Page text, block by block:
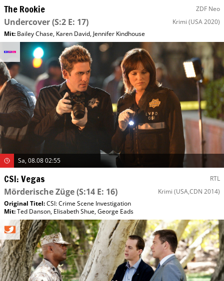
The Rookie ZDF Neo
Undercover(S:2 E: 17) Krimi (USA 2020)
Mit: Bailey Chase, Karen David, Jennifer Kindhouse
Sa, 08.08 02:55
CSI: Vegas RTL
Mörderische Züge(S:14 E: 16) Krimi (USA,CDN 2014)
Original Titel:CSI: Crime Scene Investigation
Mit:Ted Danson, Elisabeth Shue,George Eads